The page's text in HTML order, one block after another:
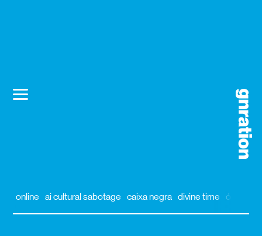
online ai cultural sabotage caixa negra divine time órbita